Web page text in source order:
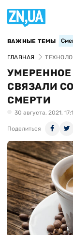
ВАЖНЫЕ ТЕМЫ
ГЛАВНАЯ
СВЯЗАЛИ
СМЕРТИ
30 августа, 2021,
Поделиться